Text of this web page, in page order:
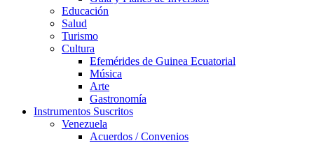
Educación
Salud
Turismo
Cultura
Efemérides de Guinea Ecuatorial
Música
Arte
Gastronomía
Instrumentos Suscritos
Venezuela
Acuerdos / Convenios